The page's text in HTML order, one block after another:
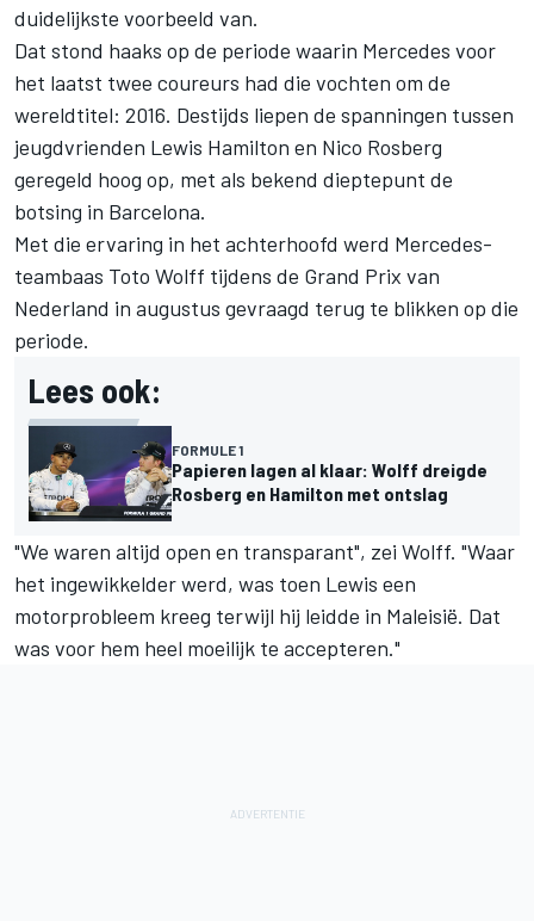
duidelijkste voorbeeld van.
Dat stond haaks op de periode waarin Mercedes voor
het laatst twee coureurs had die vochten om de
wereldtitel: 2016. Destijds liepen de spanningen tussen
jeugdvrienden Lewis Hamilton en Nico Rosberg
geregeld hoog op, met als bekend dieptepunt de
botsing in Barcelona.
Met die ervaring in het achterhoofd werd Mercedes-
teambaas Toto Wolff tijdens de Grand Prix van
Nederland in augustus gevraagd terug te blikken op die
periode.
Lees ook:
FORMULE 1
Papieren lagen al klaar: Wolff dreigde
Rosberg en Hamilton met ontslag
"We waren altijd open en transparant", zei Wolff. "Waar
het ingewikkelder werd, was toen Lewis een
motorprobleem kreeg terwijl hij leidde in Maleisië. Dat
was voor hem heel moeilijk te accepteren."